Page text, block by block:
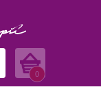
Košík
0